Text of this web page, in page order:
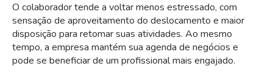
O colaborador tende a voltar menos estressado, com
sensação de aproveitamento do deslocamento e maior
disposição para retomar suas atividades. Ao mesmo
tempo, a empresa mantém sua agenda de negócios e
pode se beneficiar de um profissional mais engajado.